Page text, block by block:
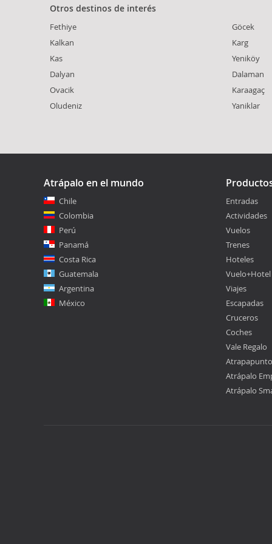
Otros destinos de interés
Fethiye
Kalkan
Kas
Dalyan
Ovacik
Oludeniz
Göcek
Karg
Yeniköy
Dalaman
Karaagaç
Yaniklar
Atrápalo en el mundo
Chile
Colombia
Perú
Panamá
Costa Rica
Guatemala
Argentina
México
Entradas
Actividades
Vuelos
Trenes
Hoteles
Vuelo+Hotel
Viajes
Escapadas
Cruceros
Coches
Vale Regalo
Atrápalo
Atrápalo